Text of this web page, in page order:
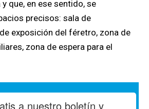
que, en ese sentido, se
precisos: sala de
exposición del féretro, zona de
zona de espera para el